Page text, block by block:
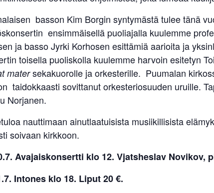
basson Kim Borgin syntymästä tulee tänä
ensimmäisellä puoliajalla kuulemme
ja basso Jyrki Korhosen esittämiä aarioita ja
toisella puoliskolla kuulemme harvoin esitetyn
matersekakuorolle ja orkesterille. Puumalan
taidokkaasti sovittanut orkesteriosuuden uruille.
Norjanen.
nauttimaan ainutlaatuisista musiikillisista
soivaan kirkkoon.
Avajaiskonsertti klo 12. Vjatsheslav Novikov,
Intones klo 18. Liput 20 €.